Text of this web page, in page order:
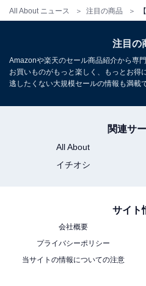
All About ニュース 注目の商品
JVCケンウッド Victor SP-
ー 小型 最大12時間再生 ステ
Amazon
JVCケンウッド Victor SP-
ズ 聞き取りやすい 簡単操作
ヘッドホン端子接続可
Amazon
注目の
Amazonや楽天のセール商品紹介から専
お買いものがもっと楽しく、もっとお得
逃したくない大規模セールの情報も満載
関連サ
All About
イチオシ
サイト
会社概要
プライバシーポリシー
当サイトの情報についての注意